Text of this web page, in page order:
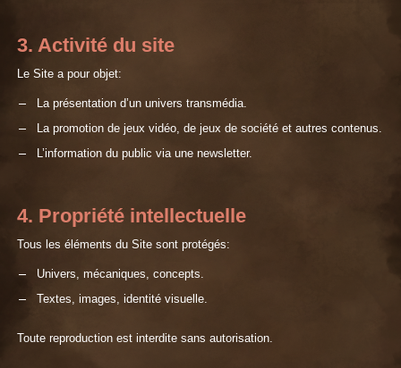
3. Activité du site
Le Site a pour objet:
La présentation d’un univers transmédia.
La promotion de jeux vidéo, de jeux de société et autres contenus.
L’information du public via une newsletter.
4. Propriété intellectuelle
Tous les éléments du Site sont protégés:
Univers, mécaniques, concepts.
Textes, images, identité visuelle.
Toute reproduction est interdite sans autorisation.